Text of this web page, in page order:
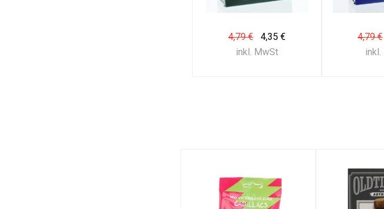
4,79 €
4,35 €
inkl. MwSt
4,79 €